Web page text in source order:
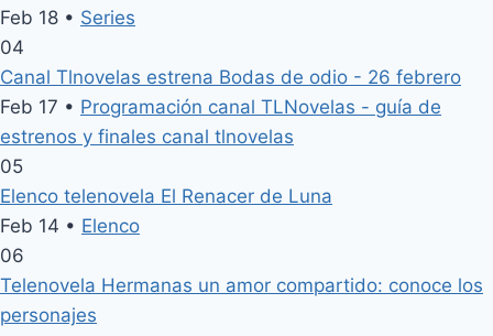
Feb 18 • Series
04
Canal Tlnovelas estrena Bodas de odio - 26 febrero
Feb 17 • Programación canal TLNovelas - guía de
estrenos y finales canal tlnovelas
05
Elenco telenovela El Renacer de Luna
Feb 14 • Elenco
06
Telenovela Hermanas un amor compartido: conoce los
personajes